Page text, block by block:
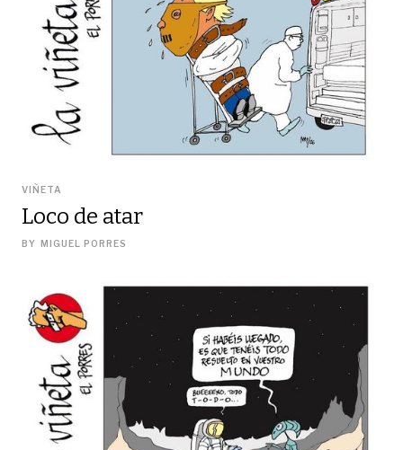
VIÑETA
Loco de atar
BY MIGUEL PORRES